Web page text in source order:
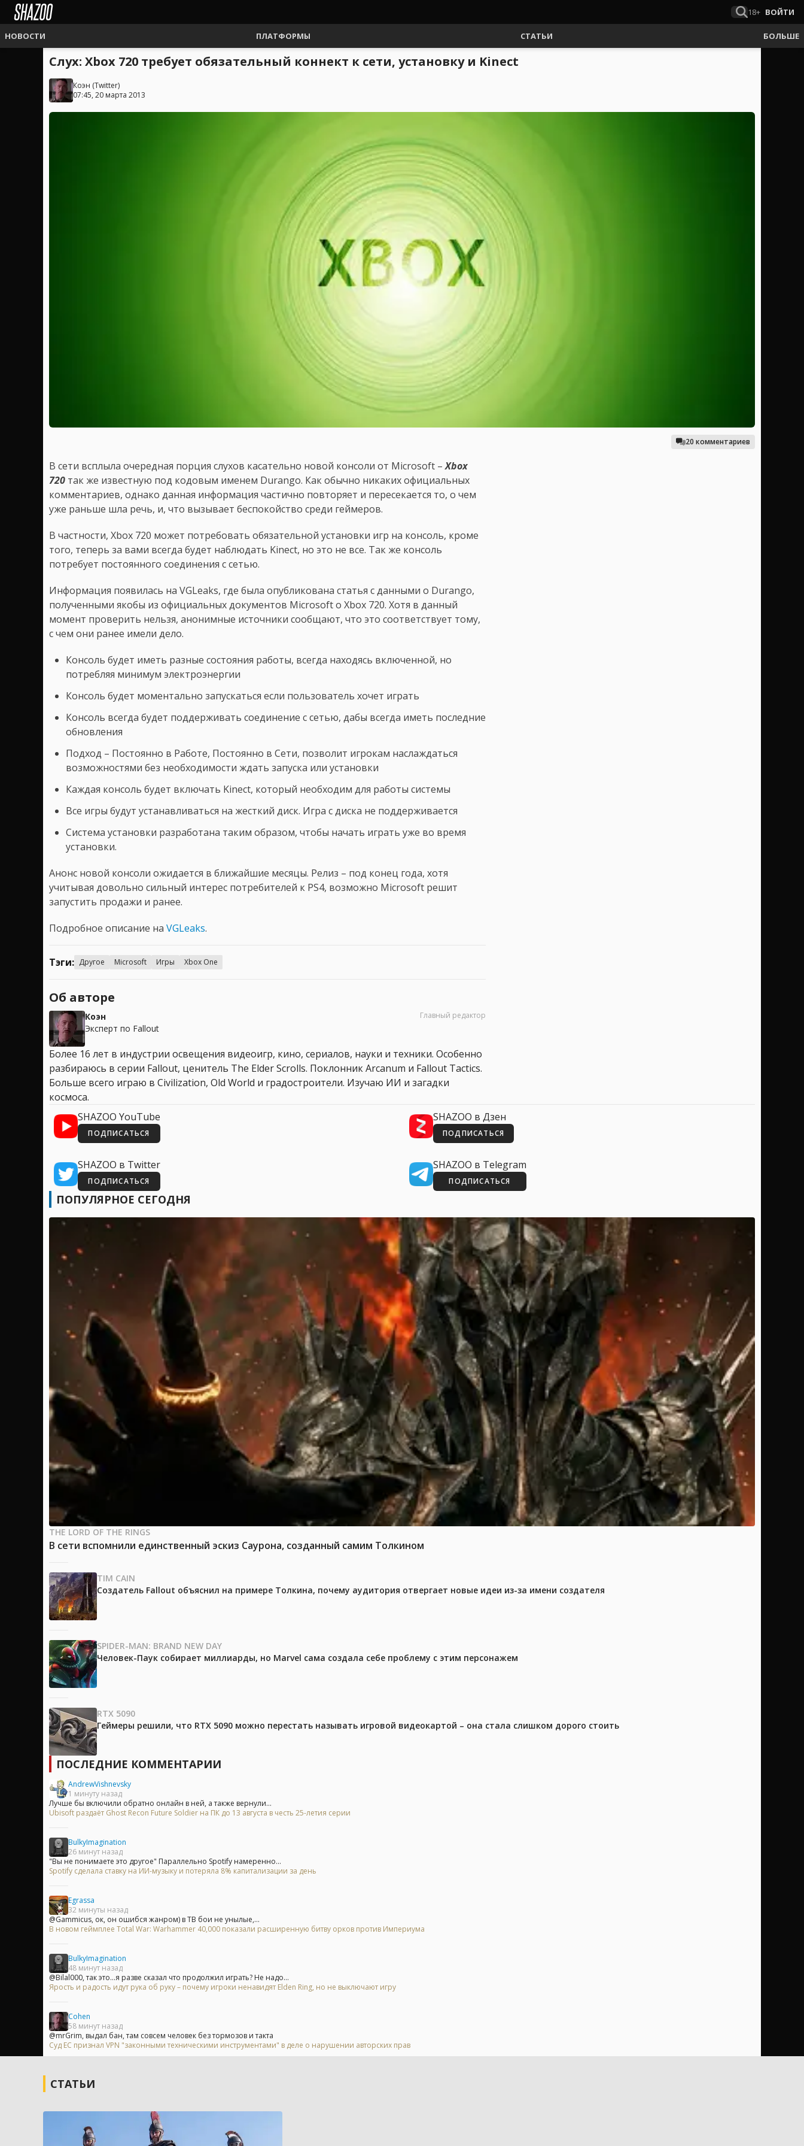
18+ ВОЙТИ
НОВОСТИ ПЛАТФОРМЫ СТАТЬИ БОЛЬШЕ
Слух: Xbox 720 требует обязательный коннект к сети, установку и Kinect
Коэн (Twitter)
07:45, 20 марта 2013
20 комментариев
В сети всплыла очередная порция слухов касательно новой консоли от Microsoft –Xbox
720 так же известную под кодовым именем Durango. Как обычно никаких официальных
комментариев, однако данная информация частично повторяет и пересекается то, о чем
уже раньше шла речь, и, что вызывает беспокойство среди геймеров.
В частности, Xbox 720 может потребовать обязательной установки игр на консоль, кроме
того, теперь за вами всегда будет наблюдать Kinect, но это не все. Так же консоль
потребует постоянного соединения с сетью.
Информация появилась на VGLeaks, где была опубликована статья с данными о Durango,
полученными якобы из официальных документов Microsoft о Xbox 720. Хотя в данный
момент проверить нельзя, анонимные источники сообщают, что это соответствует тому,
с чем они ранее имели дело.
Консоль будет иметь разные состояния работы, всегда находясь включенной, но
потребляя минимум электроэнергии
Консоль будет моментально запускаться если пользователь хочет играть
Консоль всегда будет поддерживать соединение с сетью, дабы всегда иметь последние
обновления
Подход – Постоянно в Работе, Постоянно в Сети, позволит игрокам наслаждаться
возможностями без необходимости ждать запуска или установки
Каждая консоль будет включать Kinect, который необходим для работы системы
Все игры будут устанавливаться на жесткий диск. Игра с диска не поддерживается
Система установки разработана таким образом, чтобы начать играть уже во время
установки.
Анонс новой консоли ожидается в ближайшие месяцы. Релиз – под конец года, хотя
учитывая довольно сильный интерес потребителей к PS4, возможно Microsoft решит
запустить продажи и ранее.
Подробное описание на VGLeaks.
Тэги: Другое Microsoft Игры Xbox One
Об авторе
Коэн
Эксперт по Fallout
Главный редактор
Более 16 лет в индустрии освещения видеоигр, кино, сериалов, науки и техники. Особенно
разбираюсь в серии Fallout, ценитель The Elder Scrolls. Поклонник Arcanum и Fallout Tactics.
Больше всего играю в Civilization, Old World и градостроители. Изучаю ИИ и загадки
космоса.
SHAZOO YouTube
ПОДПИСАТЬСЯ
SHAZOO в Дзен
ПОДПИСАТЬСЯ
SHAZOO в Twitter
ПОДПИСАТЬСЯ
SHAZOO в Telegram
ПОДПИСАТЬСЯ
ПОПУЛЯРНОЕ СЕГОДНЯ
THE LORD OF THE RINGS
В сети вспомнили единственный эскиз Саурона, созданный самим Толкином
TIM CAIN
Создатель Fallout объяснил на примере Толкина, почему аудитория отвергает новые идеи из-за имени создателя
SPIDER-MAN: BRAND NEW DAY
Человек-Паук собирает миллиарды, но Marvel сама создала себе проблему с этим персонажем
RTX 5090
Геймеры решили, что RTX 5090 можно перестать называть игровой видеокартой – она стала слишком дорого стоить
ПОСЛЕДНИЕ КОММЕНТАРИИ
AndrewVishnevsky
1 минуту назад
Лучше бы включили обратно онлайн в ней, а также вернули...
Ubisoft раздаёт Ghost Recon Future Soldier на ПК до 13 августа в честь 25-летия серии
BulkyImagination
26 минут назад
"Вы не понимаете это другое" Параллельно Spotify намеренно...
Spotify сделала ставку на ИИ-музыку и потеряла 8% капитализации за день
Egrassa
32 минуты назад
@Gammicus, ок, он ошибся жанром) в ТВ бои не унылые,...
В новом геймплее Total War: Warhammer 40,000 показали расширенную битву орков против Империума
BulkyImagination
48 минут назад
@Bilal000, так это...я разве сказал что продолжил играть? Не надо...
Ярость и радость идут рука об руку – почему игроки ненавидят Elden Ring, но не выключают игру
Cohen
58 минут назад
@mrGrim, выдал бан, там совсем человек без тормозов и такта
Суд ЕС признал VPN "законными техническими инструментами" в деле о нарушении авторских прав
СТАТЬИ